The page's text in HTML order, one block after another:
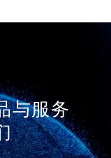
与服务